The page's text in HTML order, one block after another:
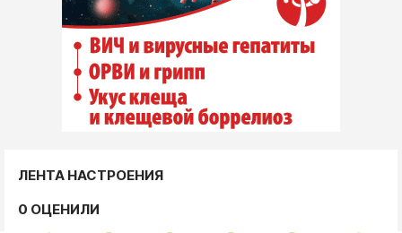
ЛЕНТА НАСТРОЕНИЯ
0 ОЦЕНИЛИ